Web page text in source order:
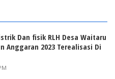
Dan fisik RLH Desa Waitaru
Anggaran 2023 Terealisasi Di